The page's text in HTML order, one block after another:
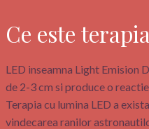
Ce este
LED inseamna Light Emision
de 2-3 cm si produce o
Terapia cu lumina LED a
vindecarea ranilor